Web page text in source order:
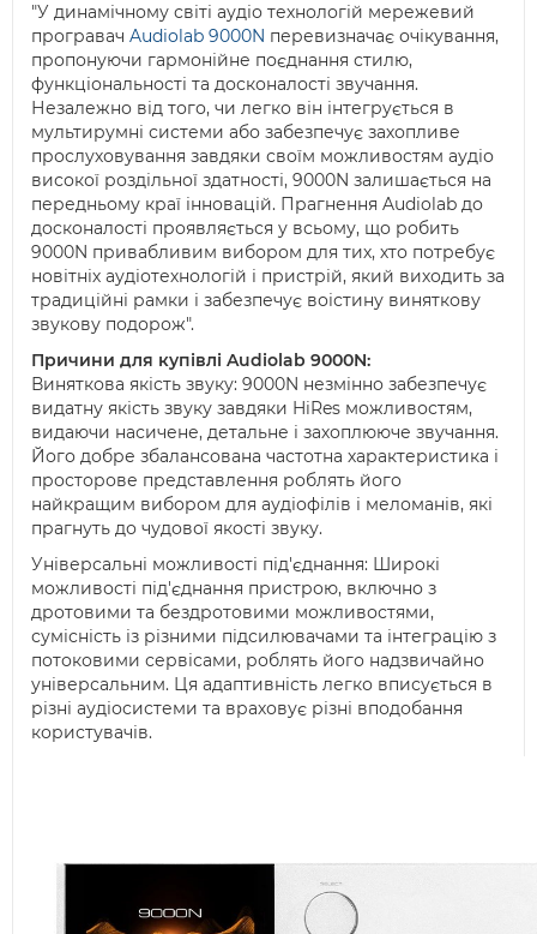
"У динамічному світі аудіо технологій мережевий
програвач Audiolab 9000N перевизначає очікування,
пропонуючи гармонійне поєднання стилю,
функціональності та досконалості звучання.
Незалежно від того, чи легко він інтегрується в
мультирумні системи або забезпечує захопливе
прослуховування завдяки своїм можливостям аудіо
високої роздільної здатності, 9000N залишається на
передньому краї інновацій. Прагнення Audiolab до
досконалості проявляється у всьому, що робить
9000N привабливим вибором для тих, хто потребує
новітніх аудіотехнологій і пристрій, який виходить за
традиційні рамки і забезпечує воістину виняткову
звукову подорож".
Причини для купівлі Audiolab 9000N:
Виняткова якість звуку: 9000N незмінно забезпечує
видатну якість звуку завдяки HiRes можливостям,
видаючи насичене, детальне і захоплююче звучання.
Його добре збалансована частотна характеристика і
просторове представлення роблять його
найкращим вибором для аудіофілів і меломанів, які
прагнуть до чудової якості звуку.
Універсальні можливості під'єднання: Широкі
можливості під'єднання пристрою, включно з
дротовими та бездротовими можливостями,
сумісність із різними підсилювачами та інтеграцію з
потоковими сервісами, роблять його надзвичайно
універсальним. Ця адаптивність легко вписується в
різні аудіосистеми та враховує різні вподобання
користувачів.